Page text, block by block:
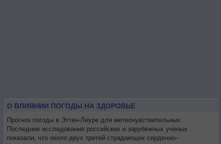
О ВЛИЯНИИ ПОГОДЫ НА ЗДОРОВЬЕ
Прогноз погоды в Эттен-Леуре для метеочувствительных.
Последние исследования российских и зарубежных ученых
показали, что около двух третей страдающих сердечно–